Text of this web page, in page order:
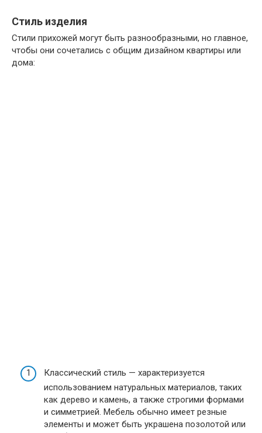
Стиль изделия
Стили прихожей могут быть разнообразными, но главное,
чтобы они сочетались с общим дизайном квартиры или
дома:
Классический стиль — характеризуется
использованием натуральных материалов, таких
как дерево и камень, а также строгими формами
и симметрией. Мебель обычно имеет резные
элементы и может быть украшена позолотой или